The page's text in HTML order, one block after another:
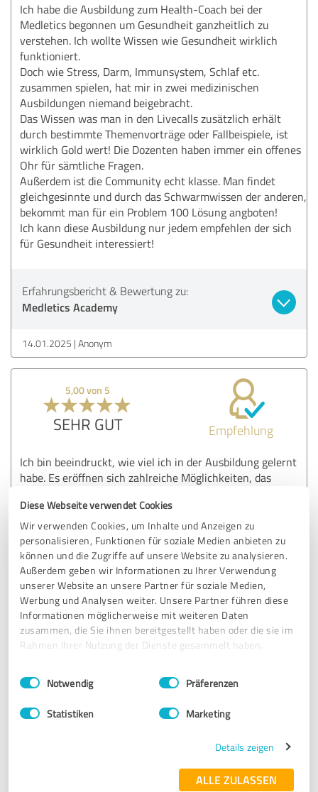
Diese Webseite verwendet Cookies
Wir verwenden Cookies, um Inhalte und Anzeigen zu
personalisieren, Funktionen für soziale Medien anbieten zu
können und die Zugriffe auf unsere Website zu analysieren.
Außerdem geben wir Informationen zu Ihrer Verwendung
unserer Website an unsere Partner für soziale Medien,
Werbung und Analysen weiter. Unsere Partner führen diese
Informationen möglicherweise mit weiteren Daten
zusammen, die Sie ihnen bereitgestellt haben oder die sie im
Rahmen Ihrer Nutzung der Dienste gesammelt haben.
Impressum Datenschutzbestimmungen
Einwilligungsauswahl
Notwendig Präferenzen
Statistiken Marketing
Details zeigen
ALLE ZULASSEN
Ich habe die Ausbildung zum Health-Coach bei der
Medletics begonnen um Gesundheit ganzheitlich zu
verstehen. Ich wollte Wissen wie Gesundheit wirklich
funktioniert.
Doch wie Stress, Darm, Immunsystem, Schlaf etc.
zusammen spielen, hat mir in zwei medizinischen
Ausbildungen niemand beigebracht.
Das Wissen was man in den Livecalls zusätzlich erhält
durch bestimmte Themenvorträge oder Fallbeispiele, ist
wirklich Gold wert! Die Dozenten haben immer ein offenes
Ohr für sämtliche Fragen.
Außerdem ist die Community echt klasse. Man findet
gleichgesinnte und durch das Schwarmwissen der anderen,
bekommt man für ein Problem 100 Lösung angboten!
Ich kann diese Ausbildung nur jedem empfehlen der sich
für Gesundheit interessiert!
Erfahrungsbericht & Bewertung zu:
Medletics Academy
14.01.2025 Anonym
5,00 von 5
SEHR GUT Empfehlung
Ich bin beeindruckt, wie viel ich in der Ausbildung gelernt
habe. Es eröffnen sich zahlreiche Möglichkeiten, das
Austausch in der Community. Ich kann diese Ausbildung
jedem empfehlen, der an der eigenen Gesundheit und der
seiner Familie oder Kunden interessiert ist. Vielen Dank!
Erfahrungsbericht & Bewertung zu:
Medletics Academy
13.01.2025 Anonym
5,00 von 5
SEHR GUT